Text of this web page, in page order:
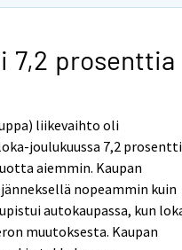
7,2 prosenttia
liikevaihto oli
joulukuussa 7,2
aiemmin. Kaupan
nopeammin kuin
autokaupassa, kun
muutoksesta. Kaupan